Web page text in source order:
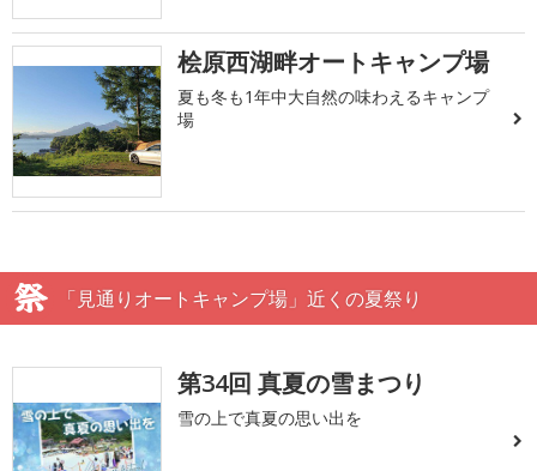
桧原西湖畔オートキャンプ場
夏も冬も1年中大自然の味わえるキャンプ
場
「見通りオートキャンプ場」近くの夏祭り
第34回 真夏の雪まつり
雪の上で真夏の思い出を